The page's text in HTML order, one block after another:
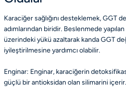
Karaciğer sağlığını desteklemek, GGT
adımlarından biridir. Beslenmede
üzerindeki yükü azaltarak kanda GGT
iyileştirilmesine yardımcı olabilir.
Enginar: Enginar, karaciğerin
güçlü bir antioksidan olan silimarini içerir.